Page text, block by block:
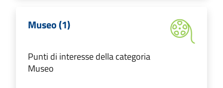
Museo (1)
Punti di interesse della categoria
Museo